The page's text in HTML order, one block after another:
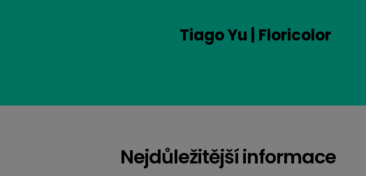
Tiago Yu | Floricolor
Nejdůležitější informace